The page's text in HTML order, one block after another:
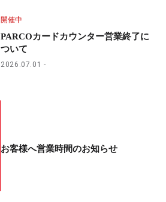
開催中
PARCOカードカウンター営業終了に
ついて
2026.07.01
お客様へ営業時間のお知らせ